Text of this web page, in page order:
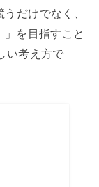
だけでなく、
を目指すこと
い考え方で